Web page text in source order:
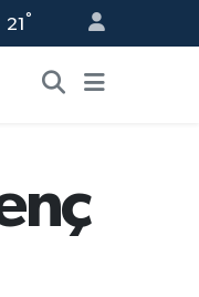
21 °